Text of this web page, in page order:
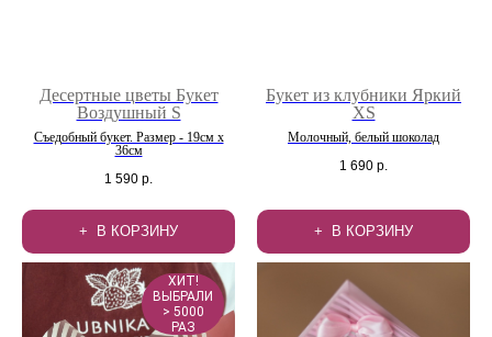
Десертные цветы Букет
Воздушный S
Съедобный букет. Размер - 19см х
36см
1 590 р.
В КОРЗИНУ
Букет из клубники Яркий
XS
Молочный, белый шоколад
1 690 р.
В КОРЗИНУ
ХИТ!
ВЫБРАЛИ
> 5000
РАЗ